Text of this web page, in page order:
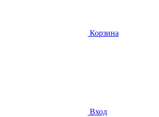
Корзина
Вход